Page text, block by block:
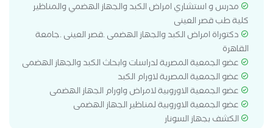
مدرس و استشاري امراض الكبد والجهاز الهضمي والمناظير
كلية طب قصر العينى
دكتوراة امراض الكبد والجهاز الهضمى .قصر العينى .جامعة
القاهرة
عضو الجمعية المصرية لدراسات وابحاث الكبد والجهاز الهضمى
عضو الجمعية المصرية لاورام الكبد
عضو الجمعية الاوروبية لامراض واورام الجهاز الهضمى
عضو الجمعية الاوروبية لمناظير الجهاز الهضمى
الكشف بجهاز السونار